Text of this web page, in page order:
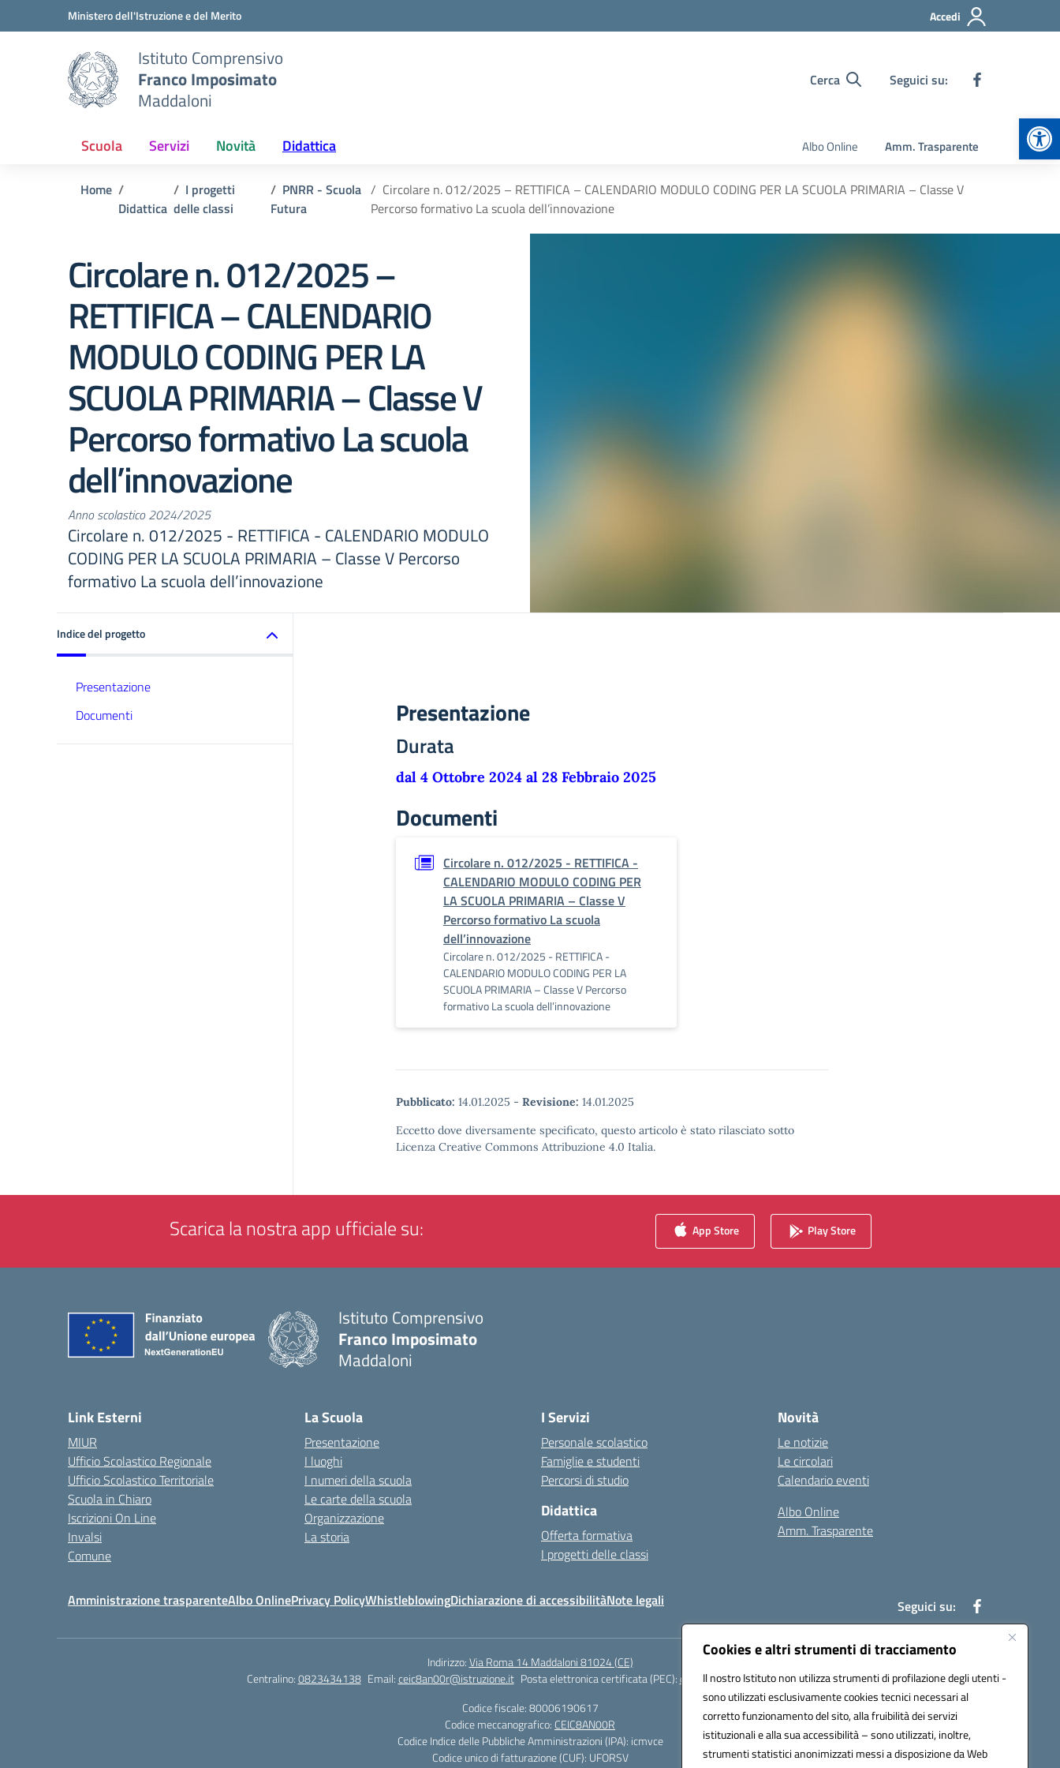
Cookies e altri strumenti di tracciamento
Il nostro Istituto non utilizza strumenti di profilazione degli utenti -
sono utilizzati esclusivamente cookies tecnici necessari al
corretto funzionamento del sito, alla fruibilità dei servizi
istituzionali e alla sua accessibilità – sono utilizzati, inoltre,
strumenti statistici anonimizzati messi a disposizione da Web
Vai ai contenuti
Vai al menu di navigazioneMinistero dell'Istruzione e del Merito Accedi
Istituto Comprensivo
Franco Imposimato
Maddaloni
Cerca Seguici su:
Scuola Servizi Novità Didattica Albo Online Amm. Trasparente
Home
Didattica
I progetti
delle classi
PNRR - Scuola
Futura
Circolare n. 012/2025 – RETTIFICA – CALENDARIO MODULO CODING PER LA SCUOLA PRIMARIA – Classe V
Percorso formativo La scuola dell’innovazione
Circolare n. 012/2025 –
RETTIFICA – CALENDARIO
MODULO CODING PER LA
SCUOLA PRIMARIA – Classe V
Percorso formativo La scuola
dell’innovazione
Anno scolastico 2024/2025
Circolare n. 012/2025 - RETTIFICA - CALENDARIO MODULO
CODING PER LA SCUOLA PRIMARIA – Classe V Percorso
formativo La scuola dell’innovazione
Indice del progetto
Presentazione
Documenti
Presentazione
Durata
dal 4 Ottobre 2024 al 28 Febbraio 2025
Documenti
Circolare n. 012/2025 - RETTIFICA -
CALENDARIO MODULO CODING PER
LA SCUOLA PRIMARIA – Classe V
Percorso formativo La scuola
dell’innovazione
Circolare n. 012/2025 - RETTIFICA -
CALENDARIO MODULO CODING PER LA
SCUOLA PRIMARIA – Classe V Percorso
formativo La scuola dell’innovazione
Pubblicato: 14.01.2025 - Revisione: 14.01.2025
Eccetto dove diversamente specificato, questo articolo è stato rilasciato sotto
Licenza Creative Commons Attribuzione 4.0 Italia.
Scarica la nostra app ufficiale su: App Store Play Store
Istituto Comprensivo
Franco Imposimato
Maddaloni
Link Esterni
MIUR
Ufficio Scolastico Regionale
Ufficio Scolastico Territoriale
Scuola in Chiaro
Iscrizioni On Line
Invalsi
Comune
La Scuola
Presentazione
I luoghi
I numeri della scuola
Le carte della scuola
Organizzazione
La storia
I Servizi
Personale scolastico
Famiglie e studenti
Percorsi di studio
Didattica
Offerta formativa
I progetti delle classi
Novità
Le notizie
Le circolari
Calendario eventi
Albo Online
Amm. Trasparente
Amministrazione trasparenteAlbo OnlinePrivacy PolicyWhistleblowingDichiarazione di accessibilitàNote legali Seguici su:
Indirizzo:Via Roma 14 Maddaloni 81024 (CE)
Centralino:0823434138 Email:ceic8an00r@istruzione.it Posta elettronica certificata (PEC):ceic8an00r@pec.istruzione.it
Codice fiscale: 80006190617
Codice meccanografico: CEIC8AN00R
Codice Indice delle Pubbliche Amministrazioni (IPA): icmvce
Codice unico di fatturazione (CUF): UFORSV